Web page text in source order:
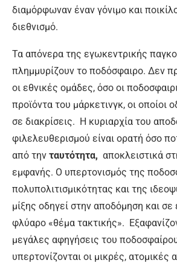
διαμόρφωναν έναν γόνιμο και
διεθνισμό.
Τα απόνερα της εγωκεντρικής
πλημμυρίζουν το ποδόσφαιρο. Δεν
οι εθνικές ομάδες, όσο οι
προϊόντα του μάρκετινγκ, οι οποίοι
σε διακρίσεις. Η κυριαρχία του
φιλελευθερισμού είναι ορατή όσο
από την ταυτότητα, αποκλειστικά
εμφανής. Ο υπερτονισμός της
πολυπολιτισμικότητας και της
μίξης οδηγεί στην αποδόμηση και σε
φλύαρο «θέμα τακτικής».
μεγάλες αφηγήσεις του
υπερτονίζονται οι μικρές, ατομικές